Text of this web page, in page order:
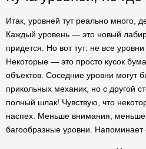
Итак, уровней тут реально много,
Каждый уровень — это новый
придется. Но вот тут: не все
Некоторые — это просто кусок
объектов. Соседние уровни могут
прикольных механик, но с другой
полный шлак! Чувствую, что
наспех. Меньше внимания,
багообразные уровни.